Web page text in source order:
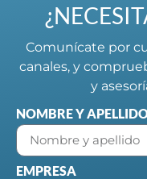
Comunícate por
canales, y
y
NOMBRE Y
EMPRESA